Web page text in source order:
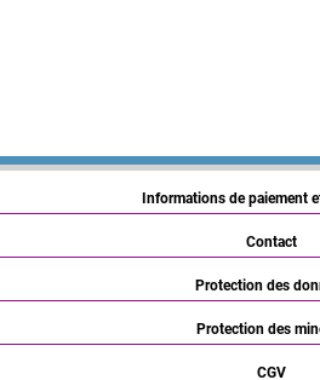
Informations de paiement
Contact
Protection des
Protection des
CGV